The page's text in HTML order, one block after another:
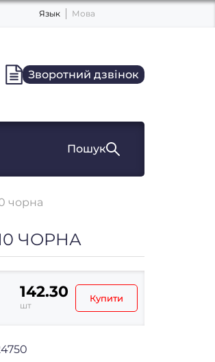
Язык Мова
Зворотний дзвінок
Пошук
чорна
ЧОРНА
142.30
шт
Купити